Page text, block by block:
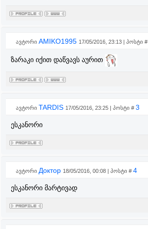
ავტორი AMIKO1995 17/05/2016, 23:13 | პოსტი #
ზარაკი იქით დაწვავს აურით
ავტორი TARDIS 17/05/2016, 23:25 | პოსტი # 3
ესკანორი
ავტორი Доктор 18/05/2016, 00:08 | პოსტი # 4
ესკანორი მარტივად